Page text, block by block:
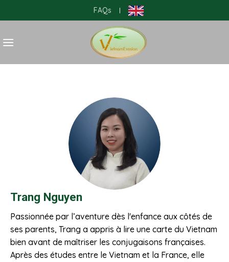
to
FAQs |
Trang Nguyen
Passionnée par l’aventure dès l'enfance aux côtés de
ses parents, Trang a appris à lire une carte du Vietnam
bien avant de maîtriser les conjugaisons françaises.
Après des études entre le Vietnam et la France, elle